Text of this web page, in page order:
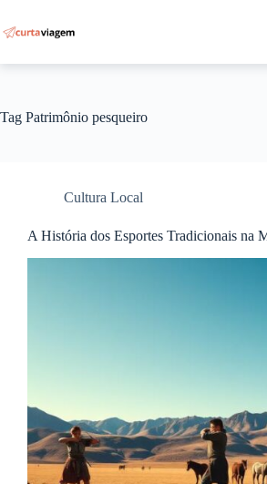
para
o
Tag Patrimônio pesqueiro
Cultura Local
A História dos Esportes Tradicionais na